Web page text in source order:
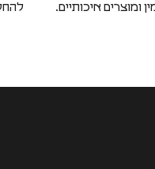
ומוצרים איכותיים.